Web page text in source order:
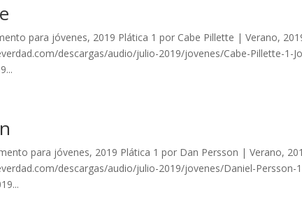
para jóvenes, 2019 Plática 1 por Cabe Pillette | Verano,
descargas/audio/julio-2019/jovenes/Cabe-Pillette-1-
para jóvenes, 2019 Plática 1 por Dan Persson | Verano,
descargas/audio/julio-2019/jovenes/Daniel-Persson-